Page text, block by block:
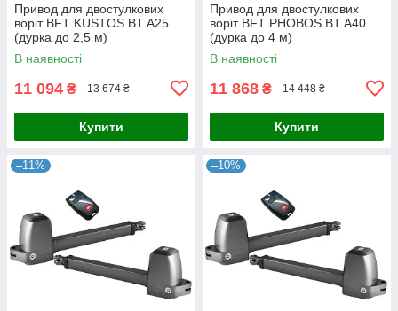
Привод для двостулкових
воріт BFT KUSTOS BT A25
(дурка до 2,5 м)
В наявності
11 094 ₴ 13 674 ₴
Купити
Привод для двостулкових
воріт BFT PHOBOS BT A40
(дурка до 4 м)
В наявності
11 868 ₴ 14 448 ₴
Купити
–11% –10%